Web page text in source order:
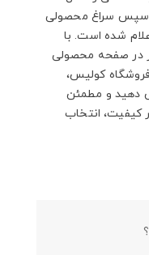
و سپس سراغ محصولی
شده است. با
در صفحه محصولی
آبی آبسال ۷۰۰۰ در فروشگاه کولیس،
دهید و مطمئن
کیفیت، انتخاب